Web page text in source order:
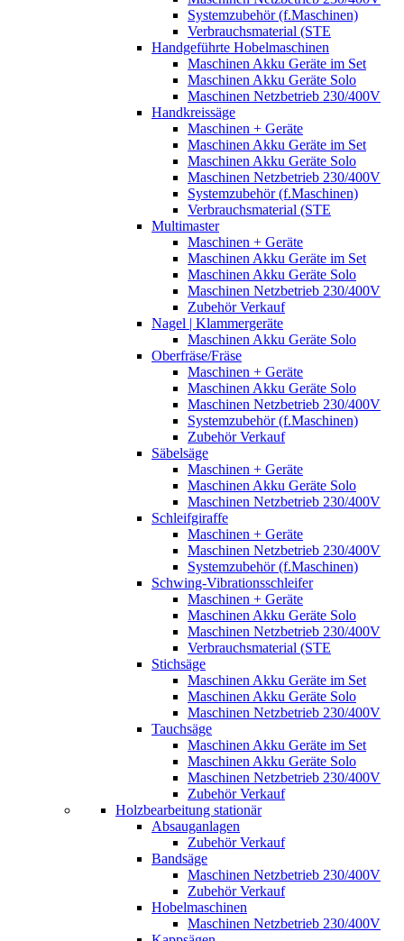
Systemzubehör (f.Maschinen)
Verbrauchsmaterial (STE
Handgeführte Hobelmaschinen
Maschinen Akku Geräte im Set
Maschinen Akku Geräte Solo
Maschinen Netzbetrieb 230/400V
Handkreissäge
Maschinen + Geräte
Maschinen Akku Geräte im Set
Maschinen Akku Geräte Solo
Maschinen Netzbetrieb 230/400V
Systemzubehör (f.Maschinen)
Verbrauchsmaterial (STE
Multimaster
Maschinen + Geräte
Maschinen Akku Geräte im Set
Maschinen Akku Geräte Solo
Maschinen Netzbetrieb 230/400V
Zubehör Verkauf
Nagel | Klammergeräte
Maschinen Akku Geräte Solo
Oberfräse/Fräse
Maschinen + Geräte
Maschinen Akku Geräte Solo
Maschinen Netzbetrieb 230/400V
Systemzubehör (f.Maschinen)
Zubehör Verkauf
Säbelsäge
Maschinen + Geräte
Maschinen Akku Geräte Solo
Maschinen Netzbetrieb 230/400V
Schleifgiraffe
Maschinen + Geräte
Maschinen Netzbetrieb 230/400V
Systemzubehör (f.Maschinen)
Schwing-Vibrationsschleifer
Maschinen + Geräte
Maschinen Akku Geräte Solo
Maschinen Netzbetrieb 230/400V
Verbrauchsmaterial (STE
Stichsäge
Maschinen Akku Geräte im Set
Maschinen Akku Geräte Solo
Maschinen Netzbetrieb 230/400V
Tauchsäge
Maschinen Akku Geräte im Set
Maschinen Akku Geräte Solo
Maschinen Netzbetrieb 230/400V
Zubehör Verkauf
Holzbearbeitung stationär
Absauganlagen
Zubehör Verkauf
Bandsäge
Maschinen Netzbetrieb 230/400V
Zubehör Verkauf
Hobelmaschinen
Maschinen Netzbetrieb 230/400V